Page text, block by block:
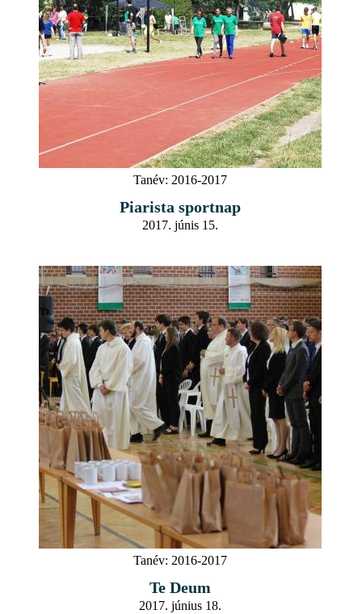
Tanév: 2016-2017
Piarista sportnap
2017. júnis 15.
Tanév: 2016-2017
Te Deum
2017. június 18.